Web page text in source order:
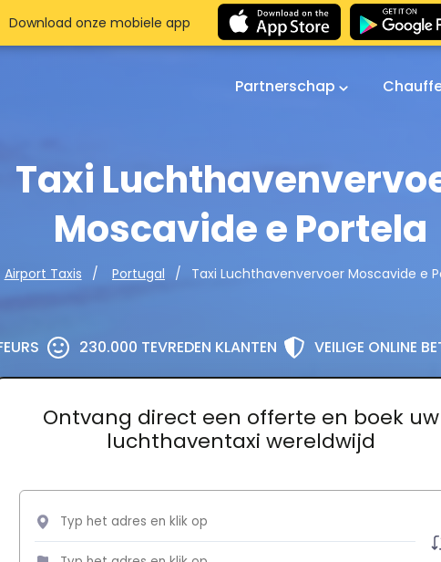
Partnerschap
Taxi
Moscavide e Portela
Airport Taxis Portugal Taxi Luchthavenvervoer Moscavide e
230.000 TEVREDEN KLANTEN VEILIGE ONLINE
Ontvang direct een offerte en boek uw
luchthaventaxi wereldwijd
Download onze mobiele app